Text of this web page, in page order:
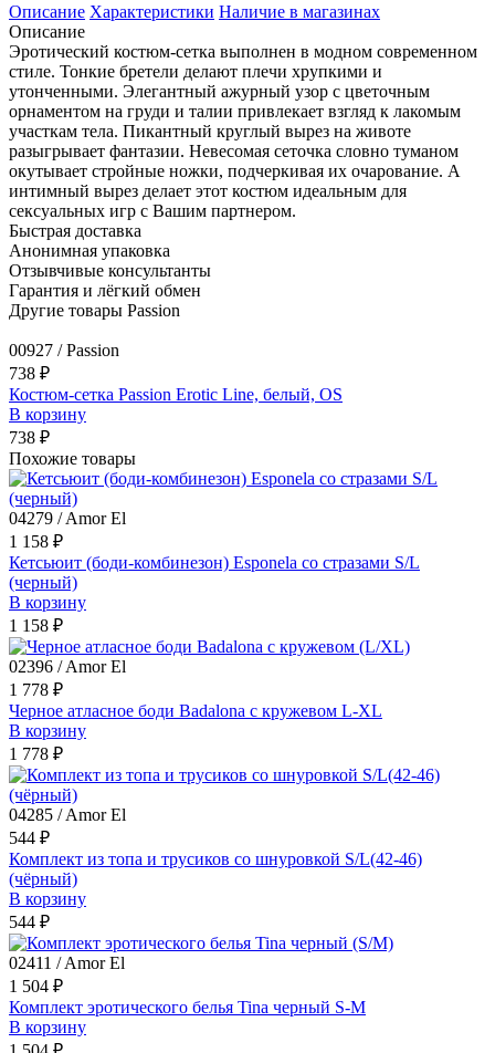
Описание Характеристики Наличие в магазинах
Описание
Эротический костюм-сетка выполнен в модном современном
стиле. Тонкие бретели делают плечи хрупкими и
утонченными. Элегантный ажурный узор с цветочным
орнаментом на груди и талии привлекает взгляд к лакомым
участкам тела. Пикантный круглый вырез на животе
разыгрывает фантазии. Невесомая сеточка словно туманом
окутывает стройные ножки, подчеркивая их очарование. А
интимный вырез делает этот костюм идеальным для
сексуальных игр с Вашим партнером.
Быстрая доставка
Анонимная упаковка
Отзывчивые консультанты
Гарантия и лёгкий обмен
Другие товары Passion
00927 / Passion
738 ₽
Костюм-сетка Passion Erotic Line, белый, OS
В корзину
738 ₽
Похожие товары
04279 / Amor El
1 158 ₽
Кетсьюит (боди-комбинезон) Esponela со стразами S/L
(черный)
В корзину
1 158 ₽
02396 / Amor El
1 778 ₽
Черное атласное боди Badalona с кружевом L-XL
В корзину
1 778 ₽
04285 / Amor El
544 ₽
Комплект из топа и трусиков со шнуровкой S/L(42-46)
(чёрный)
В корзину
544 ₽
02411 / Amor El
1 504 ₽
Комплект эротического белья Tina черный S-M
В корзину